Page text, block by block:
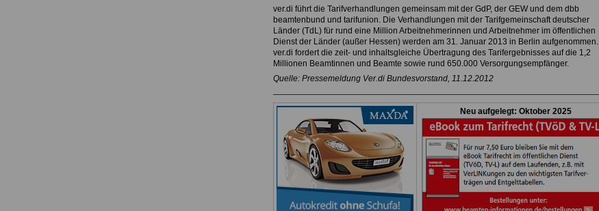
ver.di führt die Tarifverhandlungen gemeinsam mit der GdP, der GEW und dem dbb
beamtenbund und tarifunion. Die Verhandlungen mit der Tarifgemeinschaft deutscher
Länder (TdL) für rund eine Million Arbeitnehmerinnen und Arbeitnehmer im öffentlichen
Dienst der Länder (außer Hessen) werden am 31. Januar 2013 in Berlin aufgenommen.
ver.di fordert die zeit- und inhaltsgleiche Übertragung des Tarifergebnisses auf die 1,2
Millionen Beamtinnen und Beamte sowie rund 650.000 Versorgungsempfänger.
Quelle: Pressemeldung Ver.di Bundesvorstand, 11.12.2012
Neu aufgelegt: Oktober 2025